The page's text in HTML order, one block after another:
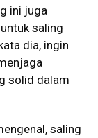
ini juga
saling
dia, ingin
solid dalam
saling